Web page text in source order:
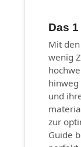
Das
Mit
wenig
hinweg
und
zur
Guide